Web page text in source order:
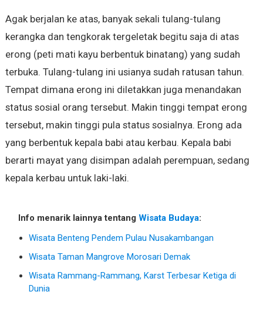
Agak berjalan ke atas, banyak sekali tulang-tulang
kerangka dan tengkorak tergeletak begitu saja di atas
erong (peti mati kayu berbentuk binatang) yang sudah
terbuka. Tulang-tulang ini usianya sudah ratusan tahun.
Tempat dimana erong ini diletakkan juga menandakan
status sosial orang tersebut. Makin tinggi tempat erong
tersebut, makin tinggi pula status sosialnya. Erong ada
yang berbentuk kepala babi atau kerbau. Kepala babi
berarti mayat yang disimpan adalah perempuan, sedang
kepala kerbau untuk laki-laki.
Info menarik lainnya tentang Wisata Budaya:
Wisata Benteng Pendem Pulau Nusakambangan
Wisata Taman Mangrove Morosari Demak
Wisata Rammang-Rammang, Karst Terbesar Ketiga di
Dunia